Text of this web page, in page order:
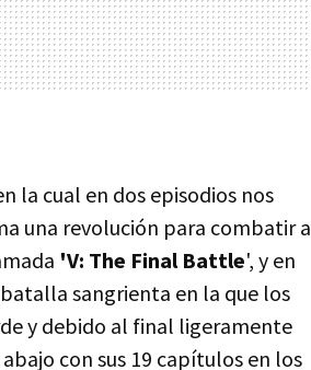
la cual en dos episodios nos
una revolución para combatir a
'V: The Final Battle', y en
sangrienta en la que los
y debido al final ligeramente
con sus 19 capítulos en los